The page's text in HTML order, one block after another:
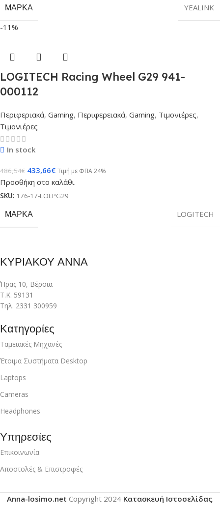
ΜΆΡΚΑ
YEALINK
-11%
LOGITECH Racing Wheel G29 941-
000112
Περιφεριακά, Gaming, Περιφερειακά, Gaming, Τιμονιέρες,
Τιμονιέρες
In stock
486,54€ 433,66€ Τιμή με ΦΠΑ 24%
Προσθήκη στο καλάθι
SKU: 176-17-LOEPG29
ΜΆΡΚΑ LOGITECH
ΚΥΡΙΑΚΟΥ ΑΝΝΑ
Ήρας 10, Βέροια
Τ.Κ. 59131
Τηλ. 2331 300959
Κατηγορίες
Ταμειακές Μηχανές
Έτοιμα Συστήματα Desktop
Laptops
Cameras
Headphones
Υπηρεσίες
Επικοινωνία
Αποστολές & Επιστροφές
Anna-losimo.net Copyright2024 Κατασκευή Ιστοσελίδας.